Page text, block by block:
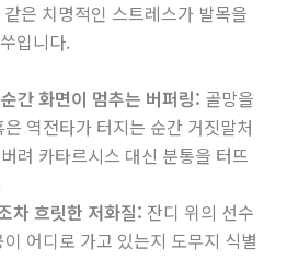
은 치명적인 스트레스가 발목을
입니다.
간 화면이 멈추는 버퍼링: 골망을
역전타가 터지는 순간 거짓말처
려 카타르시스 대신 분통을 터뜨
차 흐릿한 저화질: 잔디 위의 선수
어디로 가고 있는지 도무지 식별